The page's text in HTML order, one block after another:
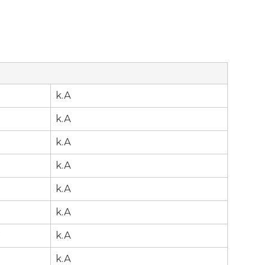
k.A
k.A
k.A
k.A
k.A
k.A
k.A
k.A